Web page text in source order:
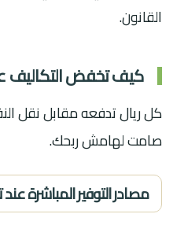
القانون.
كيف تخفض التكاليف
كل ريال تدفعه مقابل نقل
صامت لهامش ربحك.
مصادر التوفير المباشرة